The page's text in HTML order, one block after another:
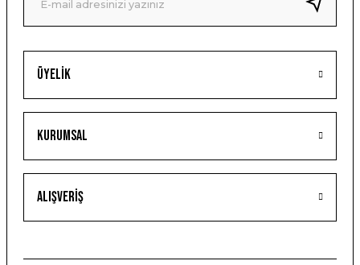
Üyelik
Kurumsal
Alışveriş